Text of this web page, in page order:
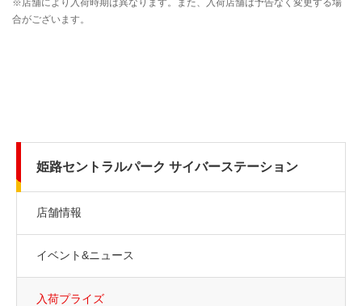
姫路セントラルパーク サイバーステーション
店舗情報
イベント&ニュース
入荷プライズ